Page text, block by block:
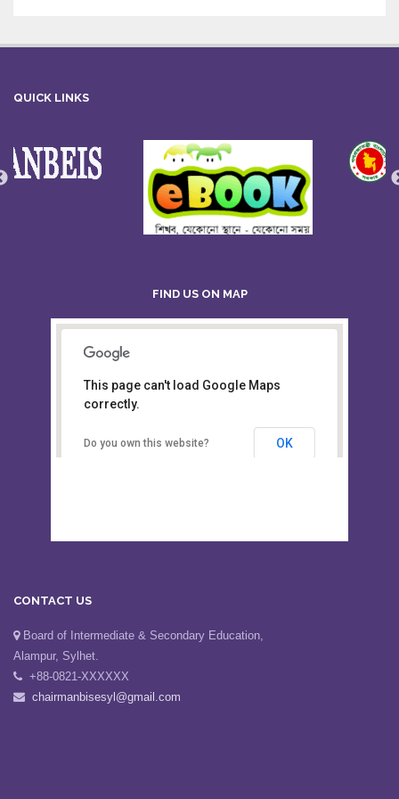
QUICK LINKS
FIND US ON MAP
Board of Intermediate &
Secondary Education, Alampur,
Sylhet
This page can't load Google Maps
Board of Intermediate & Secondary Education,
Alampur, Sylhet.
+88-0821-XXXXXX